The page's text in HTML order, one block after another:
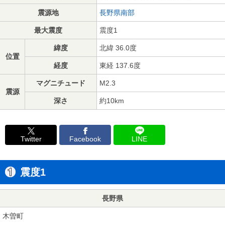
震源地 長野県南部
最大震度 震度1
位置
緯度 北緯 36.0度
経度 東経 137.6度
震源
マグニチュード M2.3
深さ 約10km
Twitter Facebook LINE
震度1
長野県
木曽町